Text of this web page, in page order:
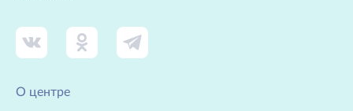
О центре